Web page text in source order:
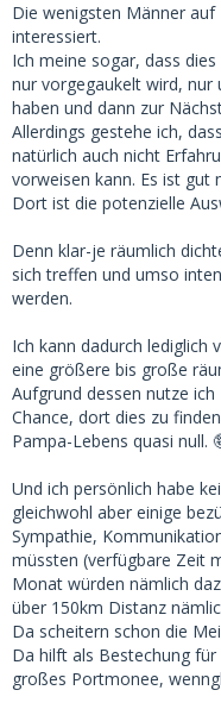
Die wenigsten Männer
interessiert.
Ich meine sogar, dass
nur vorgegaukelt wird,
haben und dann zur
Allerdings gestehe ich,
natürlich auch nicht
vorweisen kann. Es ist gut
Dort ist die potenzielle
Denn klar-je räumlich
sich treffen und umso
werden.
Ich kann dadurch lediglich
eine größere bis große
Aufgrund dessen nutze
Chance, dort dies zu
Pampa-Lebens quasi null.
Und ich persönlich habe
gleichwohl aber einige
Sympathie,
müssten (verfügbare Zeit
Monat würden nämlich
über 150km Distanz
Da scheitern schon die
Da hilft als Bestechung
großes Portmonee,